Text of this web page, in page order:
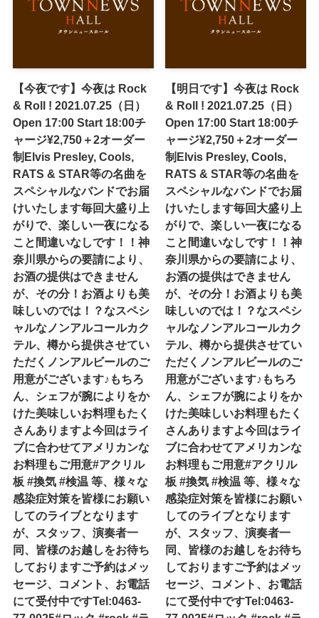
【今夜です】今夜は Rock
& Roll ! 2021.07.25（日）
Open 17:00 Start 18:00チ
ャージ¥2,750＋2オーダー
制Elvis Presley, Cools,
RATS & STAR等の名曲を
スペシャルなバンドでお届
けいたします毎回大盛り上
がりで、楽しい一夜になる
こと間違いなしです！！神
奈川県からの要請により、
お酒の提供はできません
が、その分！お酒よりも美
味しいのでは！？なスペシ
ャルなノンアルコールカク
テル、樽から提供させてい
ただくノンアルビールのご
用意がございます♪もちろ
ん、シェフが腕によりをか
けた美味しいお料理もたく
さんありますよ今回はライ
ブに合わせてアメリカンな
お料理もご用意#アクリル
板 #換気 #検温 等、様々な
感染症対策を皆様にお願い
してのライブとなります
が、スタッフ、演奏者一
同、皆様のお越しをお待ち
しておりますご予約はメッ
セージ、コメント、お電話
にて受付中ですTel:0463-
【明日です】今夜は Rock
& Roll ! 2021.07.25（日）
Open 17:00 Start 18:00チ
ャージ¥2,750＋2オーダー
制Elvis Presley, Cools,
RATS & STAR等の名曲を
スペシャルなバンドでお届
けいたします毎回大盛り上
がりで、楽しい一夜になる
こと間違いなしです！！神
奈川県からの要請により、
お酒の提供はできません
が、その分！お酒よりも美
味しいのでは！？なスペシ
ャルなノンアルコールカク
テル、樽から提供させてい
ただくノンアルビールのご
用意がございます♪もちろ
ん、シェフが腕によりをか
けた美味しいお料理もたく
さんありますよ今回はライ
ブに合わせてアメリカンな
お料理もご用意#アクリル
板 #換気 #検温 等、様々な
感染症対策を皆様にお願い
してのライブとなります
が、スタッフ、演奏者一
同、皆様のお越しをお待ち
しておりますご予約はメッ
セージ、コメント、お電話
にて受付中ですTel:0463-